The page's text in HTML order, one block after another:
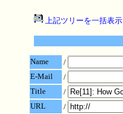
上記ツリーを一括表示
Name
/
E-Mail
/
Title
/
URL
/